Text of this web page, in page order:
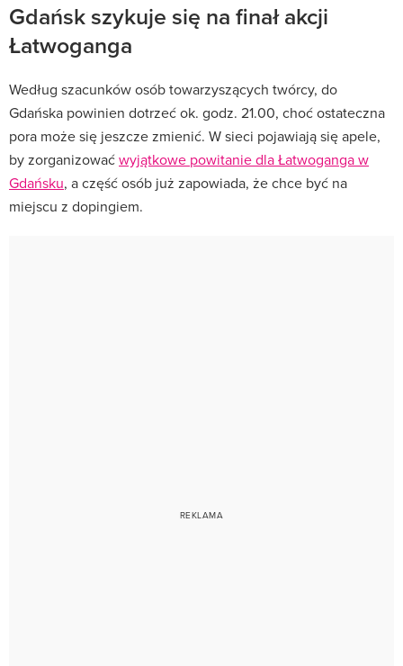
Gdańsk szykuje się na finał akcji
Łatwoganga
Według szacunków osób towarzyszących twórcy, do
Gdańska powinien dotrzeć ok. godz. 21.00, choć ostateczna
pora może się jeszcze zmienić. W sieci pojawiają się apele,
by zorganizowaćwyjątkowe powitanie dla Łatwoganga w
Gdańsku, a część osób już zapowiada, że chce być na
miejscu z dopingiem.